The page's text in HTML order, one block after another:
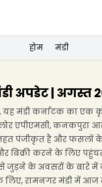
होम मंडी
अपडेट | अगस्त
मंडी कर्नाटक का एक
एपीएमसी, कनकपुरा
पंजीकृत है और फसलों के
बिक्री करने के लिए
के अवसरों के बारे में
रामनगर मंडी में आज